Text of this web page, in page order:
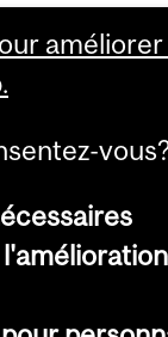
améliorer